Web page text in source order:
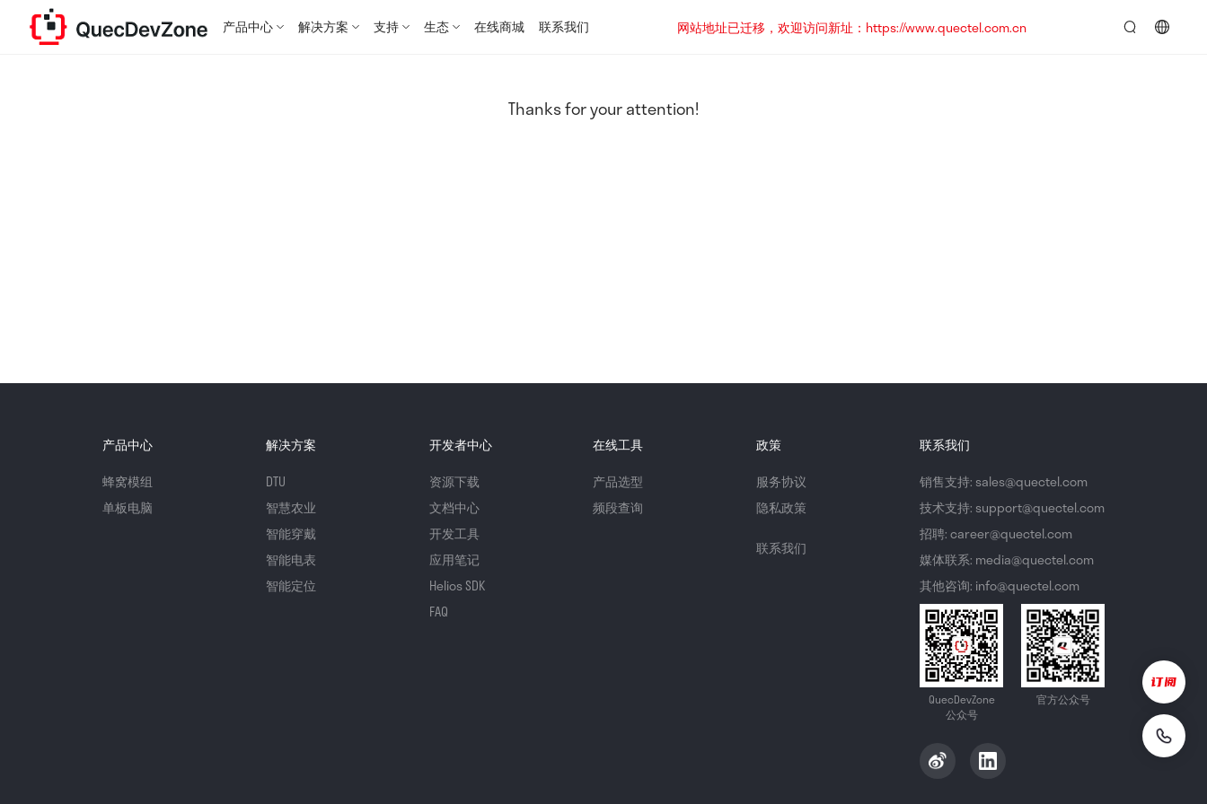
产品中心 解决方案 支持 生态 在线商城 联系我们
网站地址已迁移，欢迎访问新址：https://www.quectel.com.cn
Thanks for your attention!
产品中心
蜂窝模组
单板电脑
解决方案
DTU
智慧农业
智能穿戴
智能电表
智能定位
开发者中心
资源下载
文档中心
开发工具
应用笔记
Helios SDK
FAQ
在线工具
产品选型
频段查询
政策
服务协议
隐私政策
联系我们
联系我们
销售支持: sales@quectel.com
技术支持: support@quectel.com
招聘: career@quectel.com
媒体联系: media@quectel.com
其他咨询: info@quectel.com
QuecDevZone
公众号
官方公众号